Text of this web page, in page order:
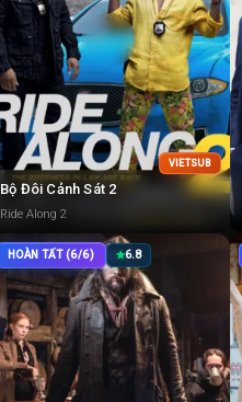
VIETSUB
Bộ Đôi Cảnh Sát 2
Ride Along 2
HOÀN TẤT (6/6) 6.8